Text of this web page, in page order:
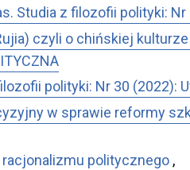
Studia z filozofii polityki:
czyli o chińskiej
polityki: Nr 30 (2022):
w sprawie reformy
politycznego ,